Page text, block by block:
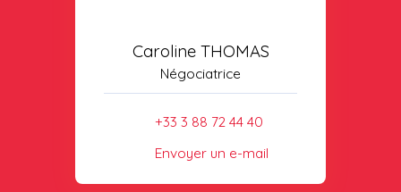
Caroline THOMAS
Négociatrice
+33 3 88 72 44 40
Envoyer un e-mail